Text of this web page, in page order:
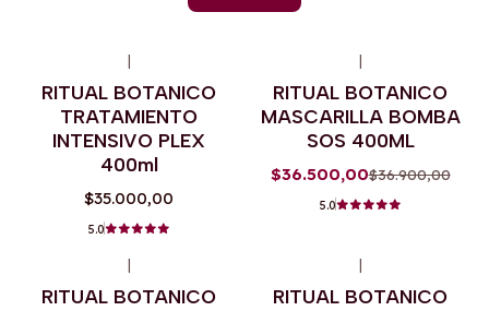
|
RITUAL BOTANICO
TRATAMIENTO
INTENSIVO PLEX
400ml
$35.000,00
5.0
Agotado
|
RITUAL BOTANICO
MASCARILLA BOMBA
SOS 400ML
$36.500,00$36.900,00
5.0
RITUAL BOTANICO
Agotado
RITUAL BOTANICO